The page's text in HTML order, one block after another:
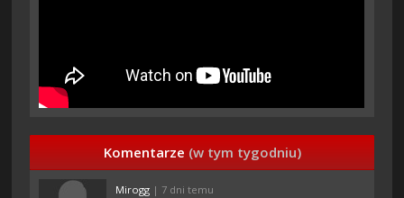
Komentarze (w tym tygodniu)
Mirogg | 7 dni temu